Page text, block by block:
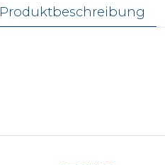
Produktbeschreibung